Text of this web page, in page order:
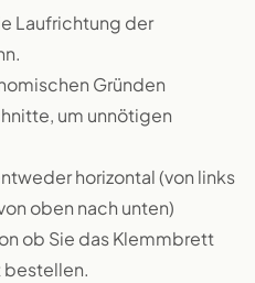
Laufrichtung der
Gründen
um unnötigen
horizontal (von links
oben nach unten)
ob Sie das Klemmbrett
bestellen.